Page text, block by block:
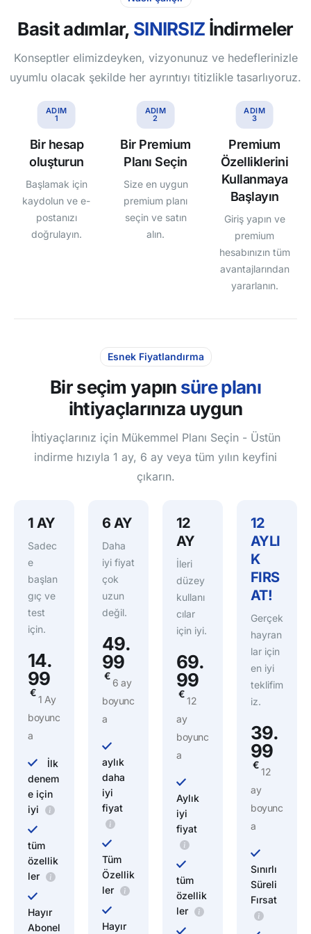
Basit adımlar, SINIRSIZ İndirmeler
Konseptler elimizdeyken, vizyonunuz ve hedeflerinizle
uyumlu olacak şekilde her ayrıntıyı titizlikle tasarlıyoruz.
Bir hesap
oluşturun
Başlamak için
kaydolun ve e-
postanızı
doğrulayın.
ADIM
1
Bir Premium
Planı Seçin
Size en uygun
premium planı
seçin ve satın
alın.
ADIM
2
Premium
Özelliklerini
Kullanmaya
Başlayın
Giriş yapın ve
premium
hesabınızın tüm
avantajlarından
yararlanın.
ADIM
3
Esnek Fiyatlandırma
Bir seçim yapın süre planı
ihtiyaçlarınıza uygun
İhtiyaçlarınız için Mükemmel Planı Seçin - Üstün
indirme hızıyla 1 ay, 6 ay veya tüm yılın keyfini
çıkarın.
1 AY
Sadec
e
başlan
gıç ve
test
için.
14.
99
€
1 Ay
boyunc
a
İlk
denem
e için
iyi
tüm
özellik
ler
Hayır
Abonel
6 AY
Daha
iyi fiyat
çok
uzun
değil.
49.
99
€
6 ay
boyunc
a
aylık
daha
iyi
fiyat
Tüm
Özellik
ler
Hayır
12
AY
İleri
düzey
kullanı
cılar
için iyi.
69.
99
€
12
ay
boyunc
a
Aylık
iyi
fiyat
tüm
özellik
ler
12
AYLI
K
FIRS
AT!
Gerçek
hayran
lar için
en iyi
teklifim
iz.
39.
99
€
12
ay
boyunc
a
Sınırlı
Süreli
Fırsat